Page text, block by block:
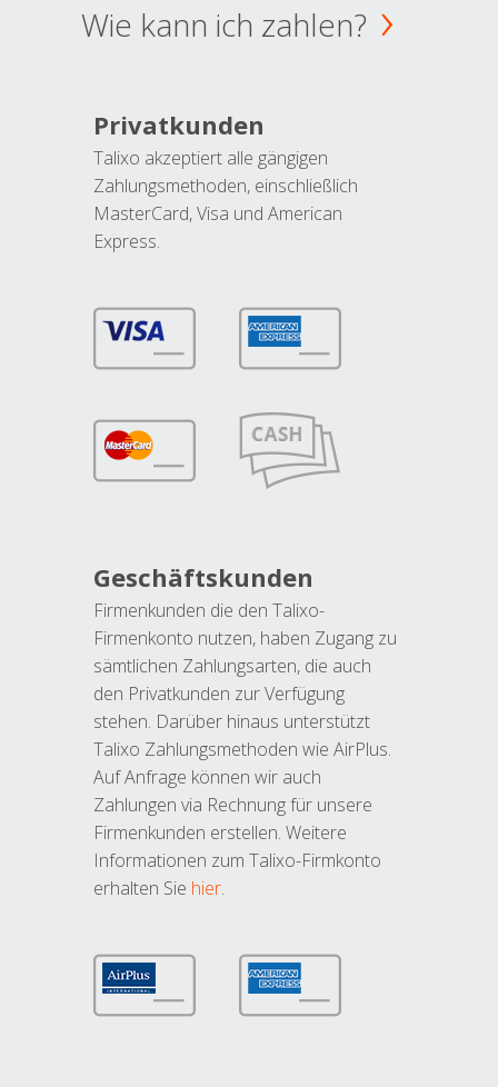
Wie kann ich zahlen?
Privatkunden
Talixo akzeptiert alle gängigen
Zahlungsmethoden, einschließlich
MasterCard, Visa und American
Express.
Geschäftskunden
Firmenkunden die den Talixo-
Firmenkonto nutzen, haben Zugang zu
sämtlichen Zahlungsarten, die auch
den Privatkunden zur Verfügung
stehen. Darüber hinaus unterstützt
Talixo Zahlungsmethoden wie AirPlus.
Auf Anfrage können wir auch
Zahlungen via Rechnung für unsere
Firmenkunden erstellen. Weitere
Informationen zum Talixo-Firmkonto
erhalten Sie hier.